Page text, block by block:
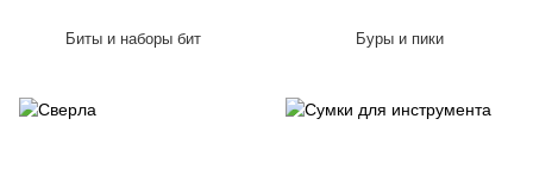
Биты и наборы бит Буры и пики